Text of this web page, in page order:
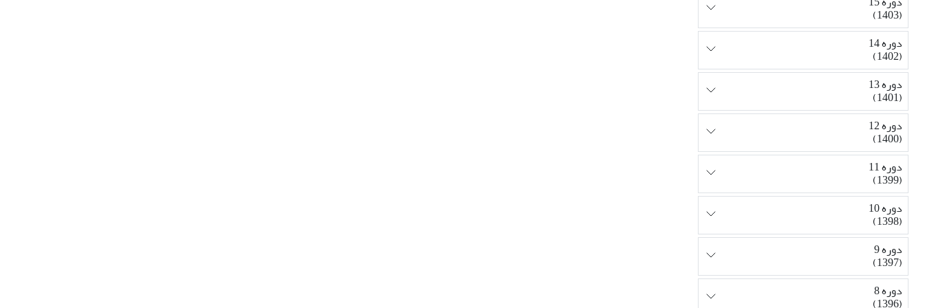
(1403)
دوره 14
(1402)
دوره 13
(1401)
دوره 12
(1400)
دوره 11
(1399)
دوره 10
(1398)
دوره 9
(1397)
دوره 8